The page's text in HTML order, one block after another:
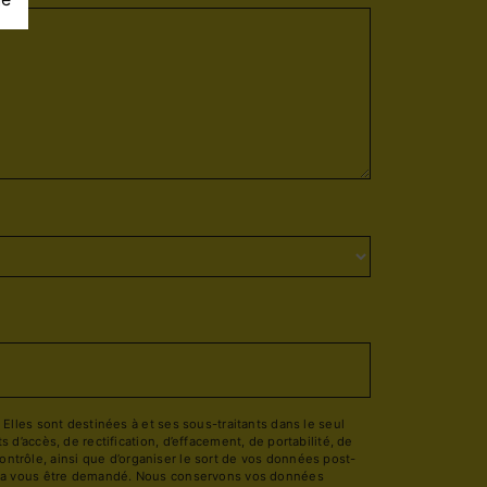
sont destinées à et ses sous-traitants dans le seul
de rectification, d’effacement, de portabilité, de
ainsi que d’organiser le sort de vos données post-
vous être demandé. Nous conservons vos données